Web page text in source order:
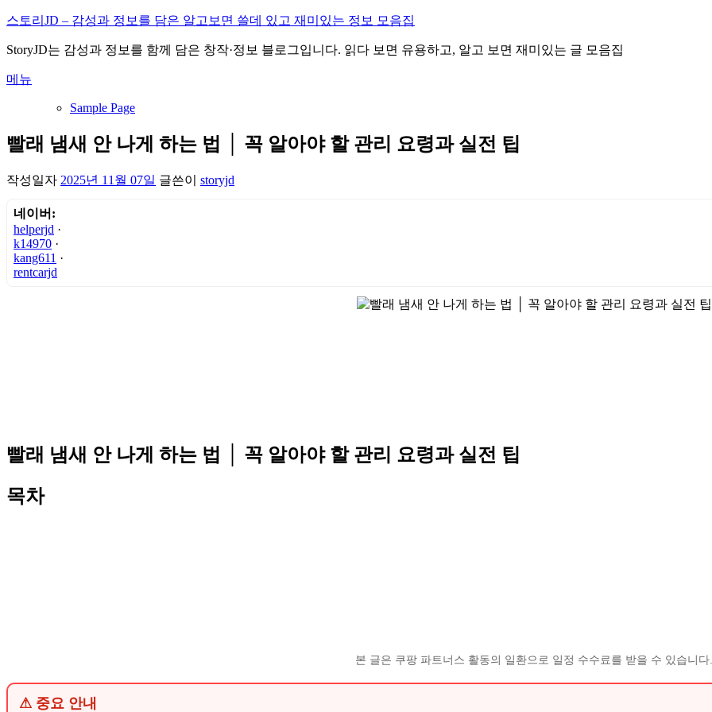
내
으
바
기
스토리JD – 감성과 정보를 담은 알고보면 쓸데 있고 재미있는 정보 모음집
StoryJD는 감성과 정보를 함께 담은 창작·정보 블로그입니다. 읽다 보면 유용하고, 알고 보면 재미있는 글 모음집
메뉴
Sample Page
빨래 냄새 안 나게 하는 법 │ 꼭 알아야 할 관리 요령과 실전 팁
작성일자 2025년 11월 07일 글쓴이 storyjd
네이버:
helperjd ·
k14970 ·
kang611 ·
rentcarjd
빨래 냄새 안 나게 하는 법 │ 꼭 알아야 할 관리 요령과 실전 팁
목차
본 글은 쿠팡 파트너스 활동의 일환으로 일정 수수료를 받을 수 있습니다.
⚠ 중요 안내